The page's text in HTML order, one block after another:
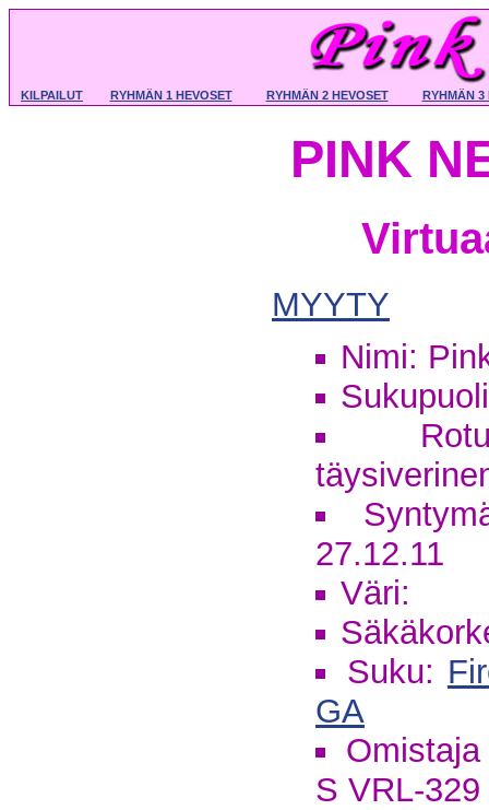
KILPAILUT RYHMÄN 1 HEVOSET RYHMÄN 2 HEVOSET RYHMÄN 3
PINK
MYYTY
Nimi:
27.12.11
Väri:
Suku:
GA
S VRL-